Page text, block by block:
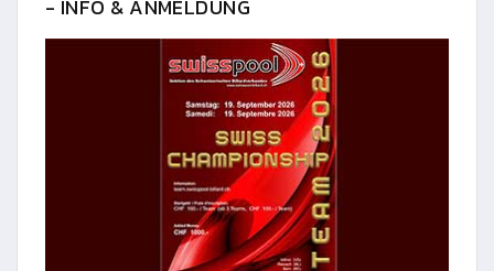
- INFO & ANMELDUNG